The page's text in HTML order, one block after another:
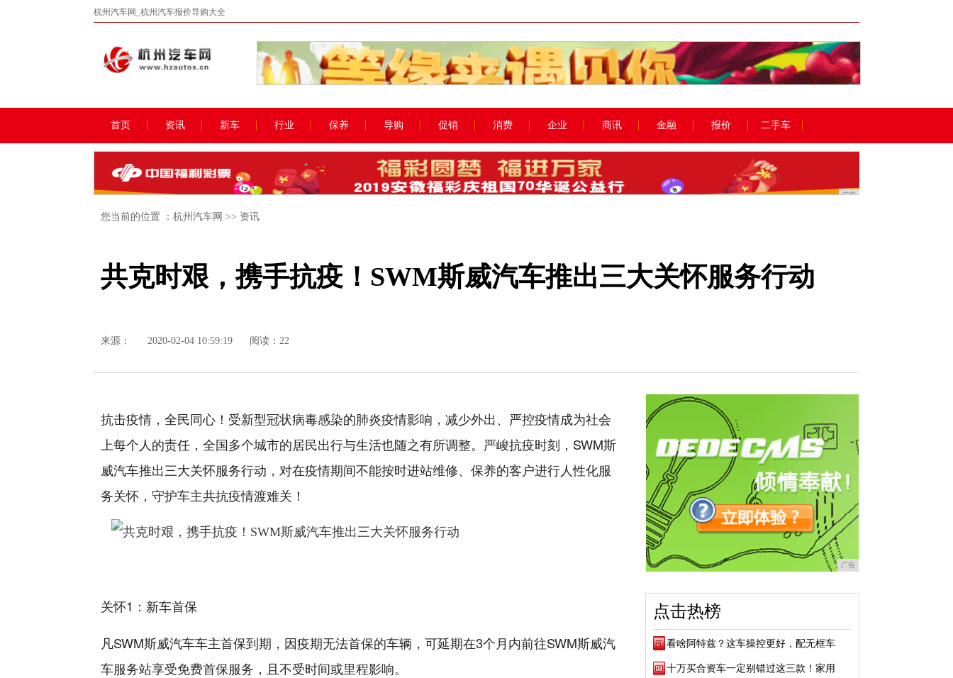
杭州汽车网_杭州汽车报价导购大全
首页 资讯 新车 行业 保养 导购 促销 消费 企业 商讯 金融 报价 二手车
广告
您当前的位置 ： 杭州汽车网 >> 资讯
共克时艰，携手抗疫！SWM斯威汽车推出三大关怀服务行动
来源： 2020-02-04 10:59:19 阅读：22
抗击疫情，全民同心！受新型冠状病毒感染的肺炎疫情影响，减少外出、严控疫情成为社会
上每个人的责任，全国多个城市的居民出行与生活也随之有所调整。严峻抗疫时刻，SWM斯
威汽车推出三大关怀服务行动，对在疫情期间不能按时进站维修、保养的客户进行人性化服
务关怀，守护车主共抗疫情渡难关！
关怀1：新车首保
凡SWM斯威汽车车主首保到期，因疫期无法首保的车辆，可延期在3个月内前往SWM斯威汽
车服务站享受免费首保服务，且不受时间或里程影响。
广告
点击热榜
看啥阿特兹？这车操控更好，配无框车
十万买合资车一定别错过这三款！家用